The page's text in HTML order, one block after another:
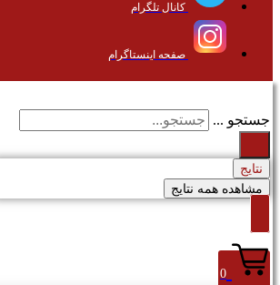
کانال تلگرام
صفحه اینستاگرام
جستجو ...
نتایج
مشاهده همه نتایج
0